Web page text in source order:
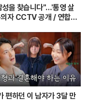
성을 찾습니다"…'통영 살
자 CCTV 공개 / 연합뉴
편하던 이 남자가 3달 만